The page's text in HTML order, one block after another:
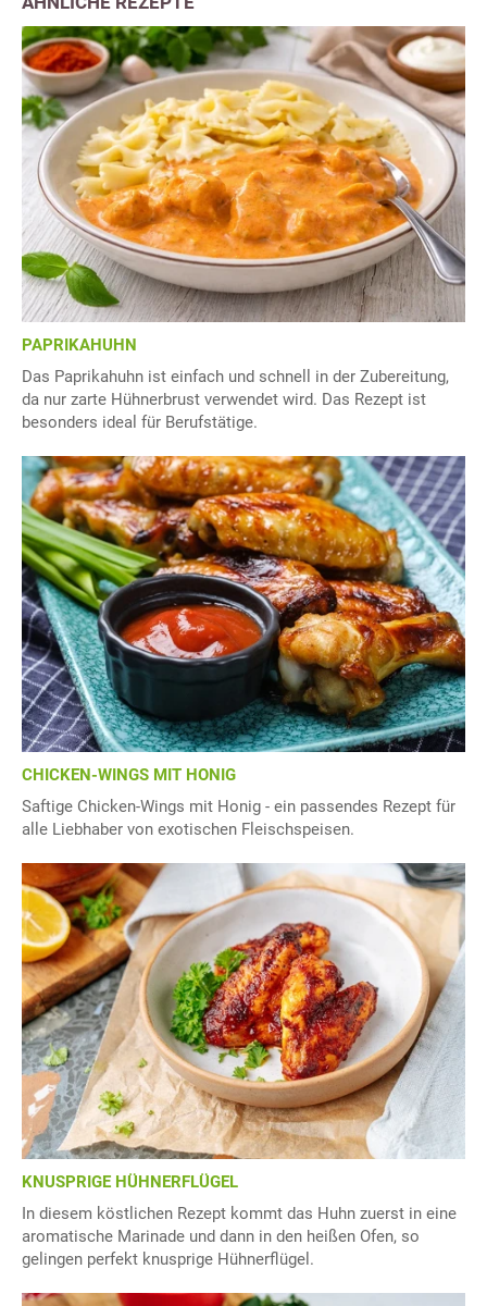
PAPRIKAHUHN
Das Paprikahuhn ist einfach und schnell in der Zubereitung,
da nur zarte Hühnerbrust verwendet wird. Das Rezept ist
besonders ideal für Berufstätige.
CHICKEN-WINGS MIT HONIG
Saftige Chicken-Wings mit Honig - ein passendes Rezept für
alle Liebhaber von exotischen Fleischspeisen.
KNUSPRIGE HÜHNERFLÜGEL
In diesem köstlichen Rezept kommt das Huhn zuerst in eine
aromatische Marinade und dann in den heißen Ofen, so
gelingen perfekt knusprige Hühnerflügel.